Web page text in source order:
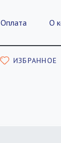
Оплата О
ИЗБРАННОЕ